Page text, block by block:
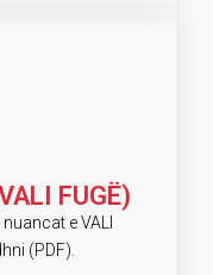
FUGË)
e VALI
(PDF).